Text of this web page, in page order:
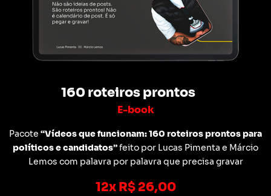
160 roteiros prontos
E-book
Pacote “Vídeos que funcionam: 160 roteiros prontos para
políticos e candidatos”feito por Lucas Pimenta e Márcio
Lemos com palavra por palavra que precisa gravar
12x R$ 26,00